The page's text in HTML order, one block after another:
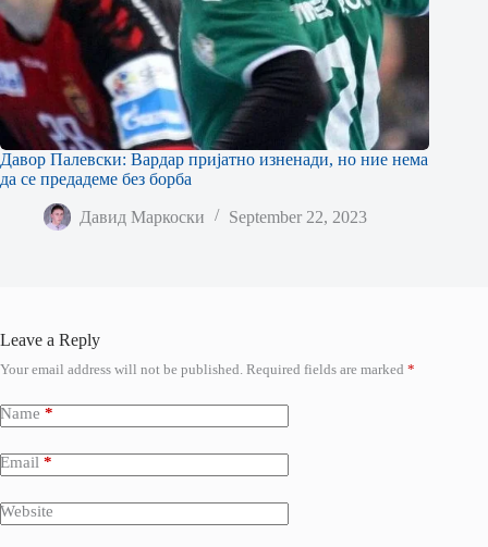
Давор Палевски: Вардар пријатно изненади, но ние нема
да се предадеме без борба
Давид Маркоски September 22, 2023
Leave a Reply
Your email address will not be published. Required fields are marked *
Name *
Email *
Website